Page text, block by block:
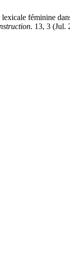
féminine
. 13, 3 (Jul.